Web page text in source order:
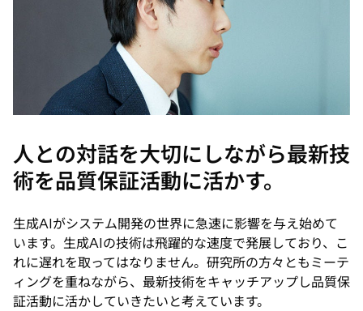
人との対話を大切にしながら最新技
術を品質保証活動に活かす。
生成AIがシステム開発の世界に急速に影響を与え始めて
います。生成AIの技術は飛躍的な速度で発展しており、こ
れに遅れを取ってはなりません。研究所の方々ともミーテ
ィングを重ねながら、最新技術をキャッチアップし品質保
証活動に活かしていきたいと考えています。